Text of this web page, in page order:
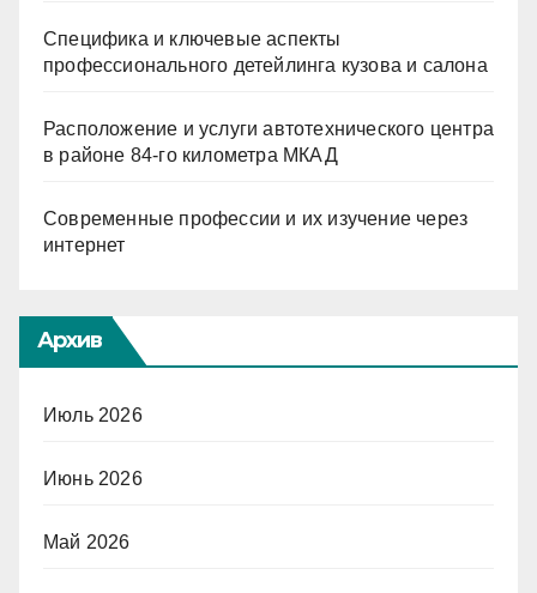
Специфика и ключевые аспекты
профессионального детейлинга кузова и салона
Расположение и услуги автотехнического центра
в районе 84-го километра МКАД
Современные профессии и их изучение через
интернет
Архив
Июль 2026
Июнь 2026
Май 2026